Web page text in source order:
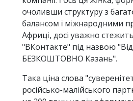
очоливши структуру з
балансом і міжнародними
Африці, досі уважно
"ВКонтакте" під назвою
БЕЗКОШТОВНО Казань".
Така ціна слова
російсько-малійського